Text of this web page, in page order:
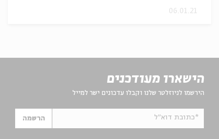
06.01.21
הישארו מעודכנים
הירשמו לניוזלטר שלנו וקבלו עדכונים ישר למייל
*כתובת דוא"ל הרשמה